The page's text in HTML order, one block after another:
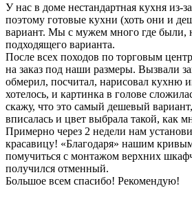
У нас в доме нестандартная кухня из-
поэтому готовые кухни (хоть они и
вариант. Мы с мужем много где были,
подходящего варианта.
После всех походов по торговым
на заказ под наши размеры. Вызвали
обмерил, посчитал, нарисовал кухню
хотелось, и картинка в голове
скажу, что это самый дешевый
вписалась и цвет выбрала такой, как
Примерно через 2 недели нам
красавицу! «Благодаря» нашим
помучиться с монтажом верхних
получился отменный.
Большое всем спасибо! Рекомендую!